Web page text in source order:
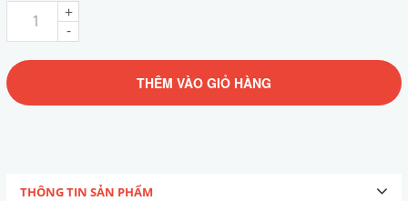
-
+
THÊM VÀO GIỎ HÀNG
THÔNG TIN SẢN PHẨM